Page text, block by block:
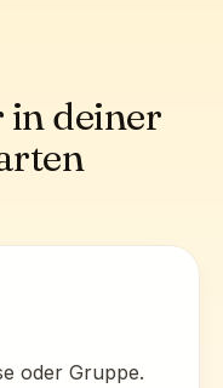
deiner
oder Gruppe.